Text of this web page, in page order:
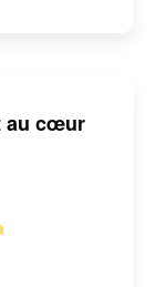
au cœur